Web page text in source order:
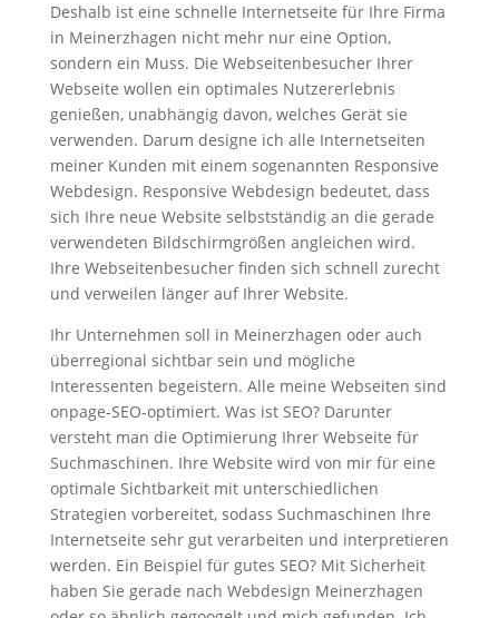
Deshalb ist eine schnelle Internetseite für Ihre Firma
in Meinerzhagen nicht mehr nur eine Option,
sondern ein Muss. Die Webseitenbesucher Ihrer
Webseite wollen ein optimales Nutzererlebnis
genießen, unabhängig davon, welches Gerät sie
verwenden. Darum designe ich alle Internetseiten
meiner Kunden mit einem sogenannten Responsive
Webdesign. Responsive Webdesign bedeutet, dass
sich Ihre neue Website selbstständig an die gerade
verwendeten Bildschirmgrößen angleichen wird.
Ihre Webseitenbesucher finden sich schnell zurecht
und verweilen länger auf Ihrer Website.
Ihr Unternehmen soll in Meinerzhagen oder auch
überregional sichtbar sein und mögliche
Interessenten begeistern. Alle meine Webseiten sind
onpage-SEO-optimiert. Was ist SEO? Darunter
versteht man die Optimierung Ihrer Webseite für
Suchmaschinen. Ihre Website wird von mir für eine
optimale Sichtbarkeit mit unterschiedlichen
Strategien vorbereitet, sodass Suchmaschinen Ihre
Internetseite sehr gut verarbeiten und interpretieren
werden. Ein Beispiel für gutes SEO? Mit Sicherheit
haben Sie gerade nach Webdesign Meinerzhagen